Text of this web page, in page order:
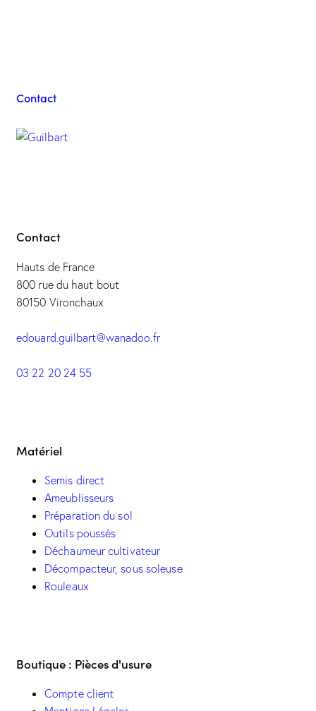
Contact
Contact
Hauts de France
800 rue du haut bout
80150 Vironchaux
edouard.guilbart@wanadoo.fr
03 22 20 24 55
Matériel
Semis direct
Ameublisseurs
Préparation du sol
Outils poussés
Déchaumeur cultivateur
Décompacteur, sous soleuse
Rouleaux
Boutique : Pièces d'usure
Compte client